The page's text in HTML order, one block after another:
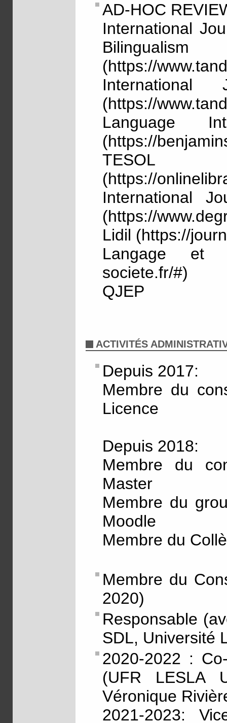
AD-HOC
International
Bilingualism
(https://
International
(https://
Language
(https://
(https://
International
(https://
Lidil (https://
Langage et
societe.fr/#)
QJEP
ACTIVITÉS
Depuis 2017:
Membre du
Licence
Depuis 2018:
Membre du
Master
Membre du
Moodle
Membre du
Membre du
2020)
Responsable
SDL, Université
2020-2022 :
(UFR LESLA
Véronique
2021-2023: